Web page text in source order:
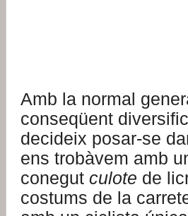
Amb la normal
conseqüent
decideix posar-se
ens trobàvem amb
conegut culote de
costums de la